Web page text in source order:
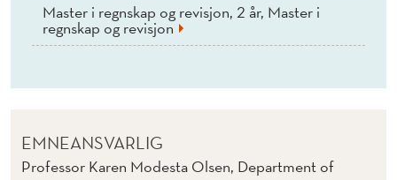
Master i regnskap og revisjon, 2 år, Master i
regnskap og revisjon
EMNEANSVARLIG
Professor Karen Modesta Olsen, Department of